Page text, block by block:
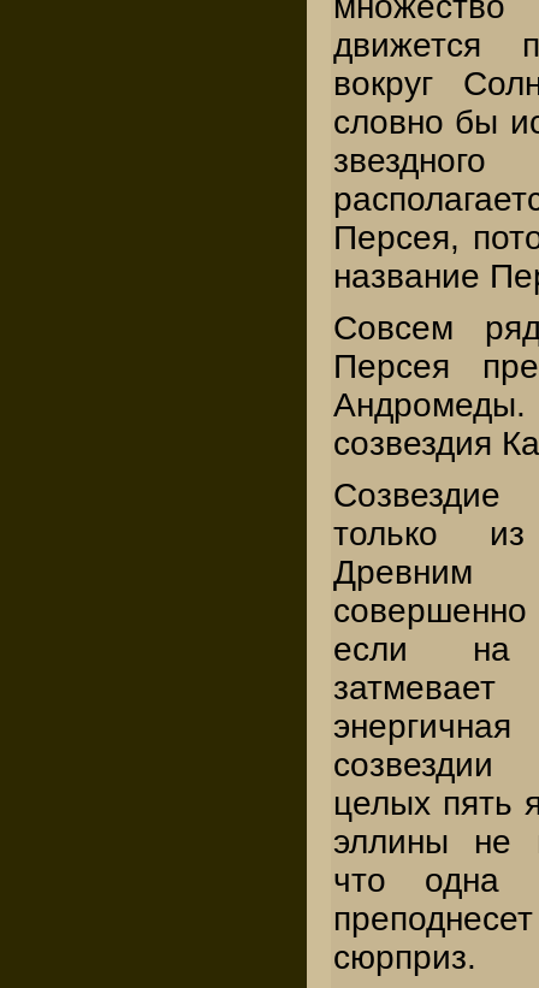
движется
вокруг
словно бы
Персея,
название
Совсем
Персея
созвездия
только
Древним
если на
созвездии
целых пять
эллины не
что одна
сюрприз.